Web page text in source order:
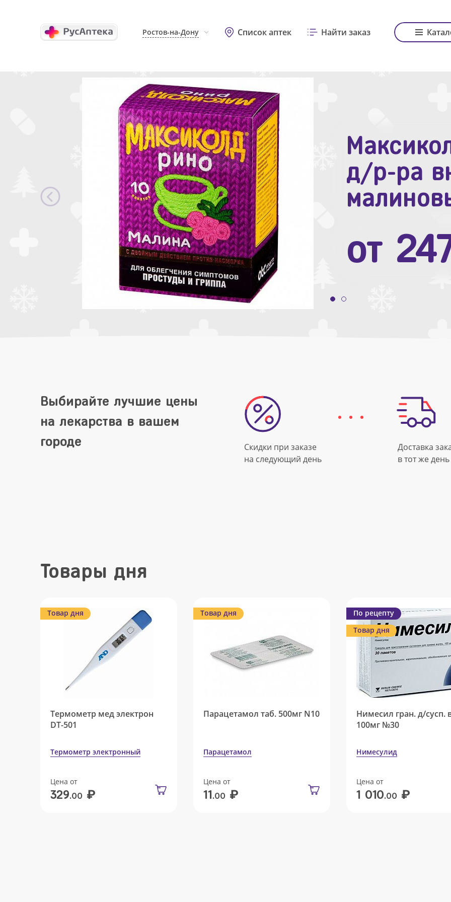
Ростов-на-Дону Список аптек Найти заказ
д/р-ра
от
Зодак
№10
от
Выбирайте лучшие цены
на лекарства в вашем
городе
Скидки при заказе
на следующий день
Доставка
в тот же день
Товары дня
Товар дня
Термометр мед электрон
DT-501
Термометр электронный
Цена от
329.00 ₽
Товар дня
Парацетамол таб. 500мг N10
Парацетамол
Цена от
11.00 ₽
По рецепту
Товар дня
Нимесил гран. д/сусп.
100мг №30
Нимесулид
Цена от
1 010.00 ₽